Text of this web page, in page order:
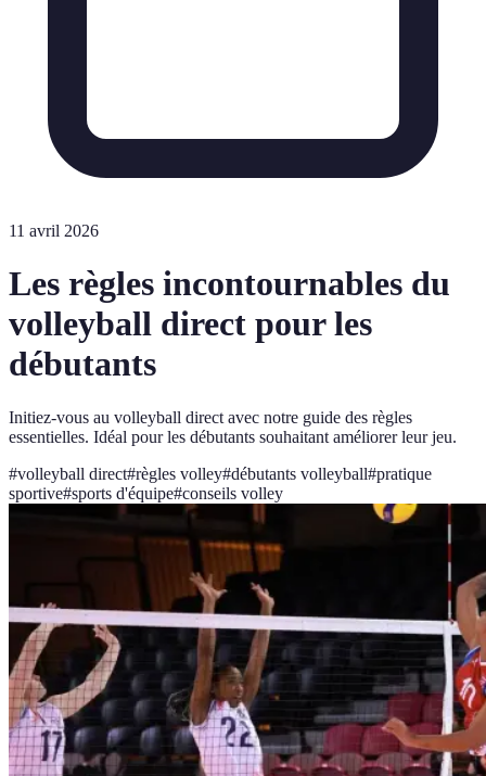
11 avril 2026
Les règles incontournables du
volleyball direct pour les
débutants
Initiez-vous au volleyball direct avec notre guide des règles
essentielles. Idéal pour les débutants souhaitant améliorer leur jeu.
#volleyball direct#règles volley#débutants volleyball#pratique
sportive#sports d'équipe#conseils volley